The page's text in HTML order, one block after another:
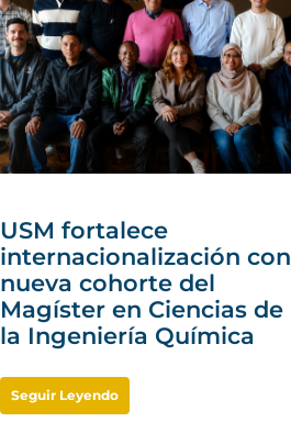
USM fortalece
internacionalización con
nueva cohorte del
Magíster en Ciencias de
la Ingeniería Química
Seguir Leyendo